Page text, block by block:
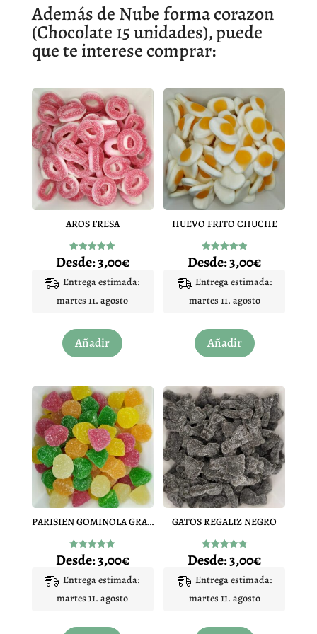
Además de Nube forma corazon
(Chocolate 15 unidades), puede
que te interese comprar:
AROS FRESA
Valorado
con
de 5
Desde:3,00€
Entrega estimada:
martes 11. agosto
Añadir
producto
variantes.
Las
opciones
se
pueden
elegir
en
la
de
producto
HUEVO FRITO CHUCHE
Valorado
con
de 5
Desde:3,00€
Entrega estimada:
martes 11. agosto
Añadir
producto
variantes.
Las
opciones
se
pueden
elegir
en
la
de
producto
PARISIEN GOMINOLA GRANDE
Valorado
con
de 5
Desde:3,00€
Entrega estimada:
martes 11. agosto
GATOS REGALIZ NEGRO
Valorado
con
de 5
Desde:3,00€
Entrega estimada:
martes 11. agosto